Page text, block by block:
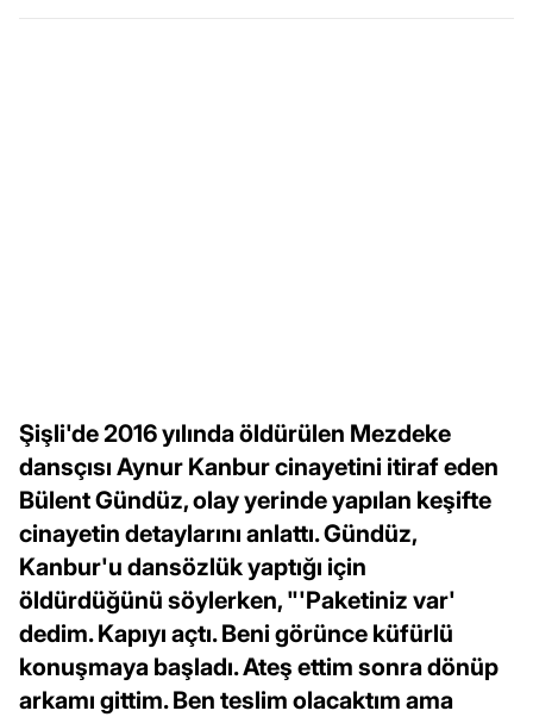
Şişli'de 2016 yılında öldürülen Mezdeke
dansçısı Aynur Kanbur cinayetini itiraf eden
Bülent Gündüz, olay yerinde yapılan keşifte
cinayetin detaylarını anlattı. Gündüz,
Kanbur'u dansözlük yaptığı için
öldürdüğünü söylerken, "'Paketiniz var'
dedim. Kapıyı açtı. Beni görünce küfürlü
konuşmaya başladı. Ateş ettim sonra dönüp
arkamı gittim. Ben teslim olacaktım ama